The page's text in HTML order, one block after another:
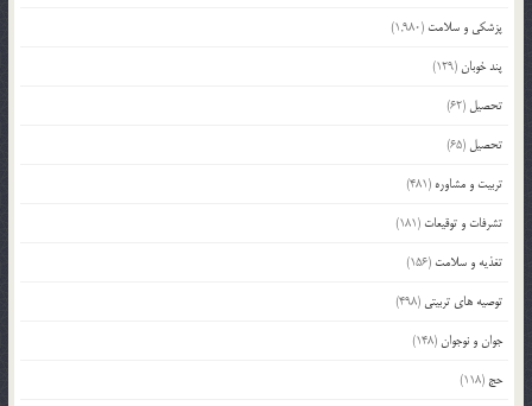
پزشکی و سلامت (1,980)
پند خوبان(129)
تحصیل (62)
تحصیل (65)
تربیت و مشاوره (481)
تشرفات و توقیعات (181)
تغذیه و سلامت (156)
توصیه های تربیتی (498)
جوان و نوجوان(148)
حج (118)